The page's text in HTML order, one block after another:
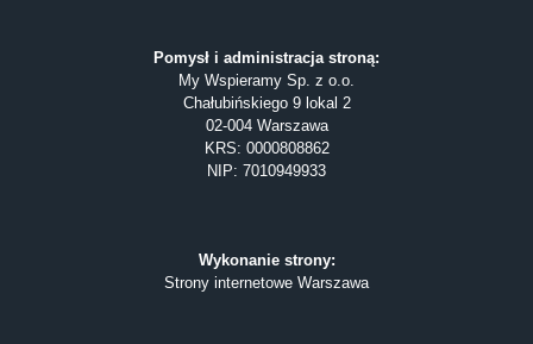
Pomysł i administracja stroną:
My Wspieramy Sp. z o.o.
Chałubińskiego 9 lokal 2
02-004 Warszawa
KRS: 0000808862
NIP: 7010949933
Wykonanie strony:
Strony internetowe Warszawa